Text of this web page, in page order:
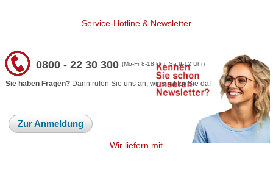
Service-Hotline & Newsletter
0800 - 22 30 300(Mo-Fr 8-18 Uhr, Sa 9-12 Uhr)
Sie haben Fragen? Dann rufen Sie uns an, wir sind für Sie da!
Zur Anmeldung
Wir liefern mit